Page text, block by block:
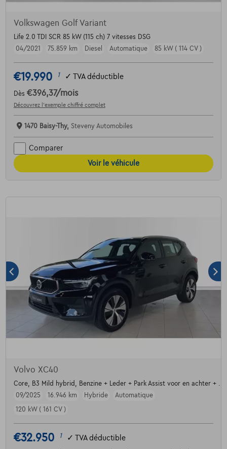
Volkswagen Golf Variant
Life 2.0 TDI SCR 85 kW (115 ch) 7 vitesses DSG
04/2021
75.859 km Diesel Automatique 85 kW ( 114 CV )
€19.990 1 ✓ TVA déductible
Dès €396,37/mois
Découvrez l’exemple chiffré complet
1470 Baisy-Thy, Steveny Automobiles
Comparer
Voir le véhicule
Volvo XC40
Core, B3 Mild hybrid, Benzine + Leder + Park Assist voor en achter + ....
09/2025
16.946 km Hybride
Automatique
120 kW ( 161 CV )
€32.950 1 ✓ TVA déductible